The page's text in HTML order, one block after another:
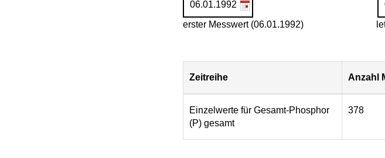
erster Messwert (06.01.1992)
Zeitreihe Anzahl
Einzelwerte für Gesamt-Phosphor
(P) gesamt
378